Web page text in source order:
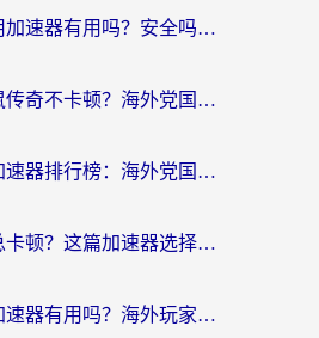
在国外打鸣潮用加速器有用吗？安全吗？海外玩家国服游戏加速全指南
德国怎么玩地鼠传奇不卡顿？海外党国服游戏加速全攻略（含战双EVE实用指南）
超越时空的猫加速器排行榜：海外党国服游戏不卡顿的终极选择指南
英国玩枪神纪总卡顿？这篇加速器选择指南帮你告别延迟（附实测推荐）
最强蜗牛迅游加速器有用吗？海外玩家国服游戏加速避坑指南（附德国玩忍者必须死3流星蝴蝶剑解决办法）